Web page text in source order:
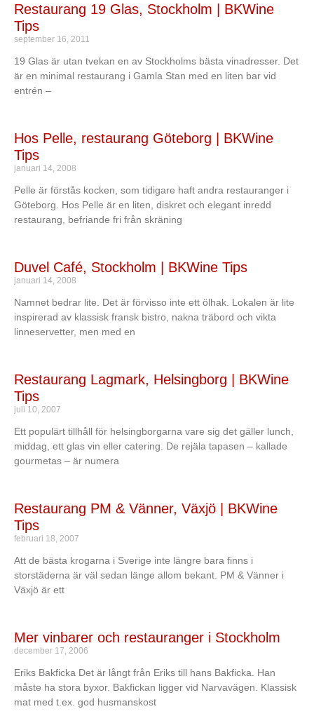
Restaurang 19 Glas, Stockholm | BKWine
Tips
september 16, 2011
19 Glas är utan tvekan en av Stockholms bästa vinadresser. Det
är en minimal restaurang i Gamla Stan med en liten bar vid
entrén –
Hos Pelle, restaurang Göteborg | BKWine
Tips
januari 14, 2008
Pelle är förstås kocken, som tidigare haft andra restauranger i
Göteborg. Hos Pelle är en liten, diskret och elegant inredd
restaurang, befriande fri från skräning
Duvel Café, Stockholm | BKWine Tips
januari 14, 2008
Namnet bedrar lite. Det är förvisso inte ett ölhak. Lokalen är lite
inspirerad av klassisk fransk bistro, nakna träbord och vikta
linneservetter, men med en
Restaurang Lagmark, Helsingborg | BKWine
Tips
juli 10, 2007
Ett populärt tillhåll för helsingborgarna vare sig det gäller lunch,
middag, ett glas vin eller catering. De rejäla tapasen – kallade
gourmetas – är numera
Restaurang PM & Vänner, Växjö | BKWine
Tips
februari 18, 2007
Att de bästa krogarna i Sverige inte längre bara finns i
storstäderna är väl sedan länge allom bekant. PM & Vänner i
Växjö är ett
Mer vinbarer och restauranger i Stockholm
december 17, 2006
Eriks Bakficka Det är långt från Eriks till hans Bakficka. Han
måste ha stora byxor. Bakfickan ligger vid Narvavägen. Klassisk
mat med t.ex. god husmanskost